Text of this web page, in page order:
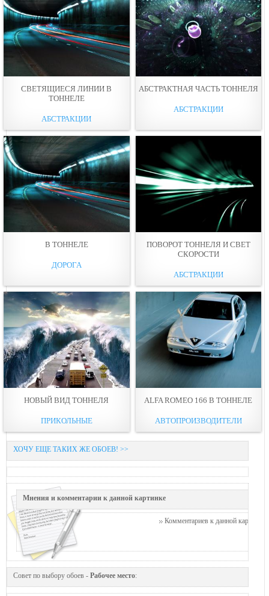
СВЕТЯЩИЕСЯ ЛИНИИ В
ТОННЕЛЕ
АБСТРАКЦИИ
АБСТРАКТНАЯ ЧAСТЬ ТОННЕЛЯ
АБСТРАКЦИИ
В ТОННЕЛЕ
ДОРОГА
ПОВОРОТ ТОННЕЛЯ И СВЕТ
СКОРОСТИ
АБСТРАКЦИИ
НОВЫЙ ВИД ТОННЕЛЯ
ПРИКОЛЬНЫЕ
ALFA ROMEO 166 В ТОННЕЛЕ
АВТОПРОИЗВОДИТЕЛИ
ХОЧУ ЕЩЕ ТАКИХ ЖЕ ОБОЕВ! >>
Мнения и комментарии к данной картинке
Комментариев к данной картинке
Совет по выбору обоев - Рабочее место: